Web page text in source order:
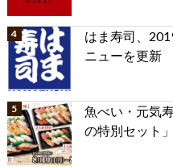
はま寿司、
ニューを更新
魚べい・元気
の特別セット